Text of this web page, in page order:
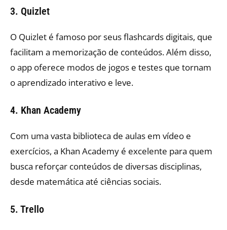
3. Quizlet
O Quizlet é famoso por seus flashcards digitais, que
facilitam a memorização de conteúdos. Além disso,
o app oferece modos de jogos e testes que tornam
o aprendizado interativo e leve.
4. Khan Academy
Com uma vasta biblioteca de aulas em vídeo e
exercícios, a Khan Academy é excelente para quem
busca reforçar conteúdos de diversas disciplinas,
desde matemática até ciências sociais.
5. Trello